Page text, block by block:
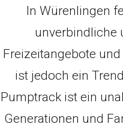
In Würenlingen
unverbindliche
Freizeitangebote
ist jedoch ein
Pumptrack ist ein
Generationen und